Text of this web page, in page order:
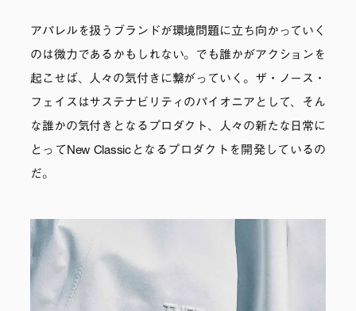
アパレルを扱うブランドが環境問題に立ち向かっていく
のは微力であるかもしれない。でも誰かがアクションを
起こせば、人々の気付きに繋がっていく。ザ・ノース・
フェイスはサステナビリティのパイオニアとして、そん
な誰かの気付きとなるプロダクト、人々の新たな日常に
とってNew Classicとなるプロダクトを開発しているの
だ。